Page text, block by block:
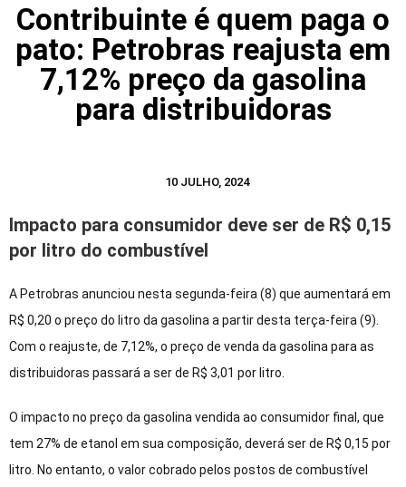
Contribuinte é quem paga o
pato: Petrobras reajusta em
7,12% preço da gasolina
para distribuidoras
10 JULHO, 2024
Impacto para consumidor deve ser de R$ 0,15
por litro do combustível
A Petrobras anunciou nesta segunda-feira (8) que aumentará em
R$ 0,20 o preço do litro da gasolina a partir desta terça-feira (9).
Com o reajuste, de 7,12%, o preço de venda da gasolina para as
distribuidoras passará a ser de R$ 3,01 por litro.
O impacto no preço da gasolina vendida ao consumidor final, que
tem 27% de etanol em sua composição, deverá ser de R$ 0,15 por
litro. No entanto, o valor cobrado pelos postos de combustível